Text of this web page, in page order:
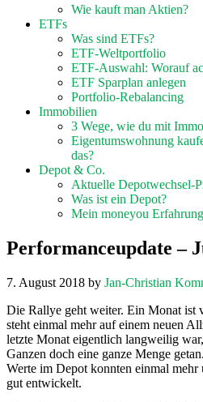
Wie kauft man Aktien?
ETFs
Was sind ETFs?
ETF-Weltportfolio
ETF-Auswahl: Worauf
ETF Sparplan anlegen
Portfolio-Rebalancing
Immobilien
3 Wege, wie du mit
Eigentumswohnung
das?
Depot & Co.
Aktuelle Depotwechsel-
Was ist ein Depot?
Mein moneyou
Performanceupdate –
7. August 2018 by Jan-Christian
Die Rallye geht weiter. Ein Monat ist
steht einmal mehr auf einem neuen
letzte Monat eigentlich langweilig
Ganzen doch eine ganze Menge
Werte im Depot konnten einmal mehr
gut entwickelt.